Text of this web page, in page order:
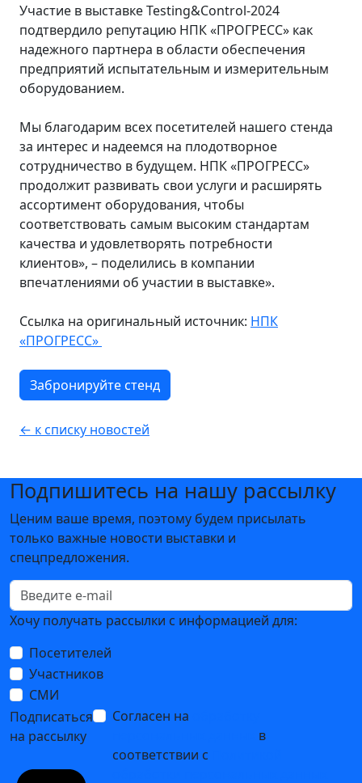
Участие в выставке Testing&Control-2024
подтвердило репутацию НПК «ПРОГРЕСС» как
надежного партнера в области обеспечения
предприятий испытательным и измерительным
оборудованием.
Мы благодарим всех посетителей нашего стенда
за интерес и надеемся на плодотворное
сотрудничество в будущем. НПК «ПРОГРЕСС»
продолжит развивать свои услуги и расширять
ассортимент оборудования, чтобы
соответствовать самым высоким стандартам
качества и удовлетворять потребности
клиентов», – поделились в компании
впечатлениями об участии в выставке».
Ссылка на оригинальный источник: НПК
«ПРОГРЕСС»
Забронируйте стенд
← к списку новостей
Подпишитесь на нашу рассылку
Ценим ваше время, поэтому будем присылать
только важные новости выставки и
спецпредложения.
Хочу получать рассылки с информацией для:
Посетителей
Участников
СМИ
Подписаться
на рассылку
Согласен на
в
соответствии с